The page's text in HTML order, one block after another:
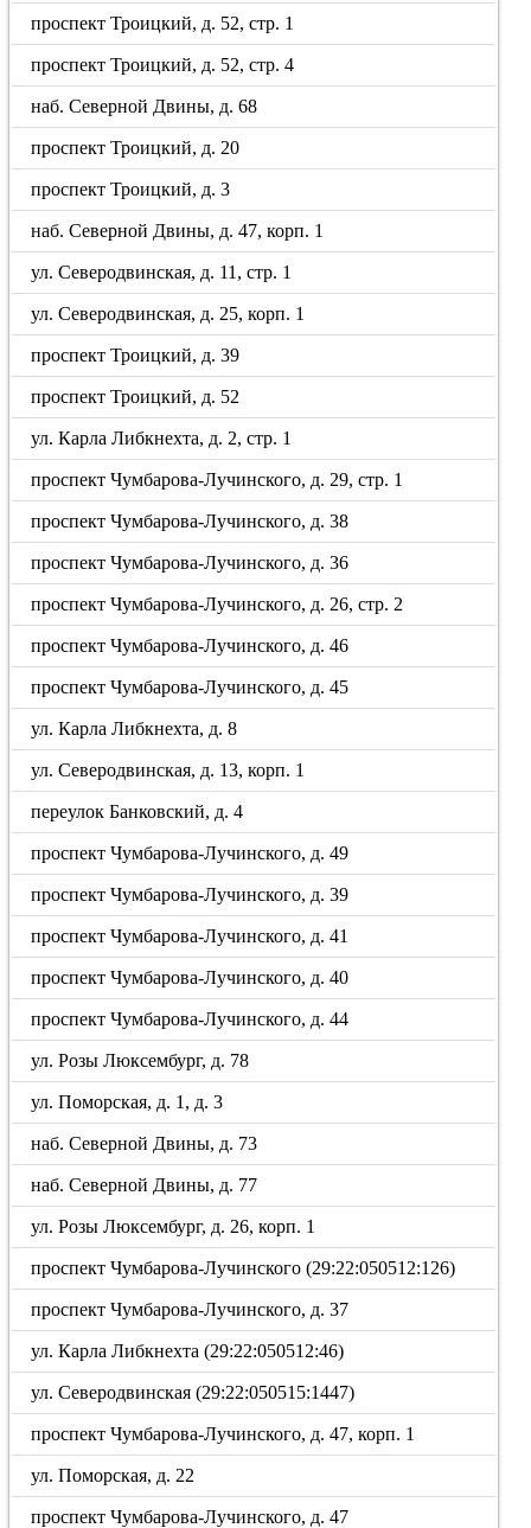
проспект Троицкий, д. 52, стр. 1
проспект Троицкий, д. 52, стр. 4
наб. Северной Двины, д. 68
проспект Троицкий, д. 20
проспект Троицкий, д. 3
наб. Северной Двины, д. 47, корп. 1
ул. Северодвинская, д. 11, стр. 1
ул. Северодвинская, д. 25, корп. 1
проспект Троицкий, д. 39
проспект Троицкий, д. 52
ул. Карла Либкнехта, д. 2, стр. 1
проспект Чумбарова-Лучинского, д. 29, стр. 1
проспект Чумбарова-Лучинского, д. 38
проспект Чумбарова-Лучинского, д. 36
проспект Чумбарова-Лучинского, д. 26, стр. 2
проспект Чумбарова-Лучинского, д. 46
проспект Чумбарова-Лучинского, д. 45
ул. Карла Либкнехта, д. 8
ул. Северодвинская, д. 13, корп. 1
переулок Банковский, д. 4
проспект Чумбарова-Лучинского, д. 49
проспект Чумбарова-Лучинского, д. 39
проспект Чумбарова-Лучинского, д. 41
проспект Чумбарова-Лучинского, д. 40
проспект Чумбарова-Лучинского, д. 44
ул. Розы Люксембург, д. 78
ул. Поморская, д. 1, д. 3
наб. Северной Двины, д. 73
наб. Северной Двины, д. 77
ул. Розы Люксембург, д. 26, корп. 1
проспект Чумбарова-Лучинского (29:22:050512:126)
проспект Чумбарова-Лучинского, д. 37
ул. Карла Либкнехта (29:22:050512:46)
ул. Северодвинская (29:22:050515:1447)
проспект Чумбарова-Лучинского, д. 47, корп. 1
ул. Поморская, д. 22
проспект Чумбарова-Лучинского, д. 47